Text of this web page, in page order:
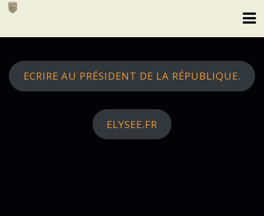
Skip
ECRIRE AU PRÉSIDENT DE LA RÉPUBLIQUE.
ELYSEE.FR